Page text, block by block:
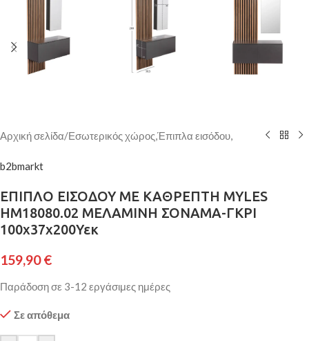
Αρχική σελίδα/Εσωτερικός χώρος,Έπιπλα εισόδου,
b2bmarkt
ΕΠΙΠΛΟ ΕΙΣΟΔΟΥ ΜΕ ΚΑΘΡΕΠΤΗ MYLES
HM18080.02 ΜΕΛΑΜΙΝΗ ΣΟΝΑΜΑ-ΓΚΡΙ
100x37x200Υεκ
159,90€
Παράδοση σε 3-12 εργάσιμες ημέρες
Σε απόθεμα